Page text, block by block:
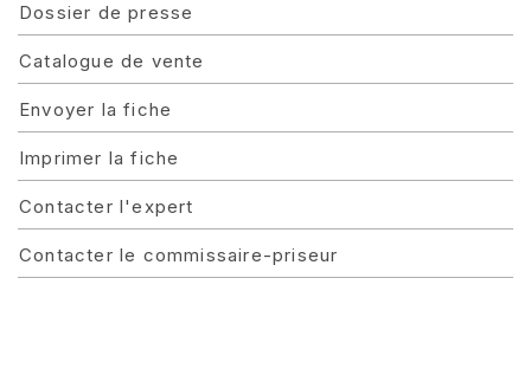
Dossier de presse
Catalogue de vente
Envoyer la fiche
Imprimer la fiche
Contacter l'expert
Contacter le commissaire-priseur